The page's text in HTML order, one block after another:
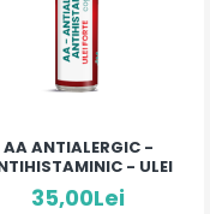
AA ANTIALERGIC -
- ULEI
COPII ȘI ADULȚI
35,00Lei